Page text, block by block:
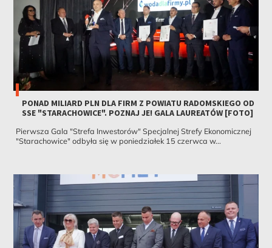
PONAD MILIARD PLN DLA FIRM Z POWIATU RADOMSKIEGO OD
SSE "STARACHOWICE". POZNAJ JE! GALA LAUREATÓW [FOTO]
Pierwsza Gala "Strefa Inwestorów" Specjalnej Strefy Ekonomicznej
"Starachowice" odbyła się w poniedziałek 15 czerwca w...